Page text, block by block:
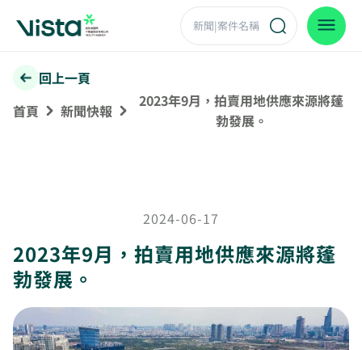
回上一頁
首頁
新聞快報
2023年9月，拍賣用地供應來源將蓬
勃發展。
2024-06-17
2023年9月，拍賣用地供應來源將蓬
勃發展。